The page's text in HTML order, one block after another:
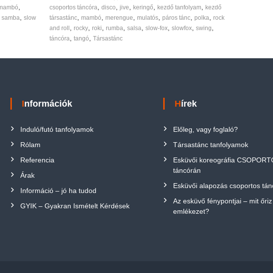
samba slow
csoportos táncóra ,disco jive keringő kezdő tanfolyam
kezdő
társastánc
mambó merengue mulatós páros tánc polka
rock
and roll
rocky roki rumba ,salsa ,slow-fox ,slowfox ,swing
táncóra ,tangó ,Társastánc
Információk
Induló/futó tanfolyamok
Rólam
Referencia
Árak
Információ – jó ha tudod
GYIK – Gyakran Ismételt Kérdések
Hírek
Előleg, vagy foglaló?
Társastánc tanfolyamok
Esküvői koreográfia
táncórán
Esküvői alapozás csoportos
Az esküvő fénypontjai – mit
emlékezet?